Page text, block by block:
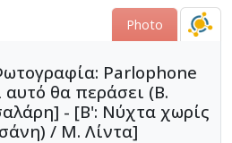
Photo
Parlophone
αυτό θα περάσει (Β.
- [Β': Νύχτα χωρίς
/ Μ. Λίντα]